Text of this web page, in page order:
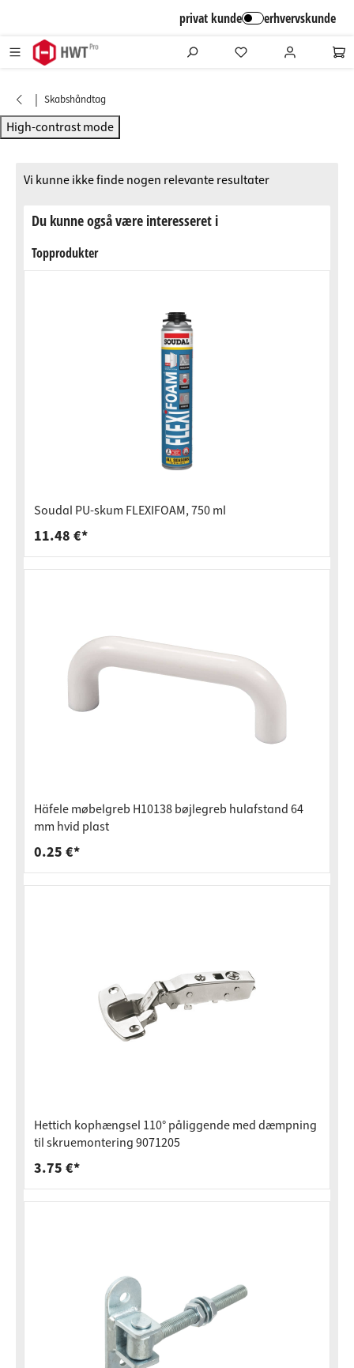
privat kunde erhvervskunde
| Skabshåndtag
High-contrast mode
Vi kunne ikke finde nogen relevante resultater
Du kunne også være interesseret i
Topprodukter
Soudal PU-skum FLEXIFOAM, 750 ml
11.48 €*
Häfele møbelgreb H10138 bøjlegreb hulafstand 64
mm hvid plast
0.25 €*
Hettich kophængsel 110° påliggende med dæmpning
til skruemontering 9071205
3.75 €*